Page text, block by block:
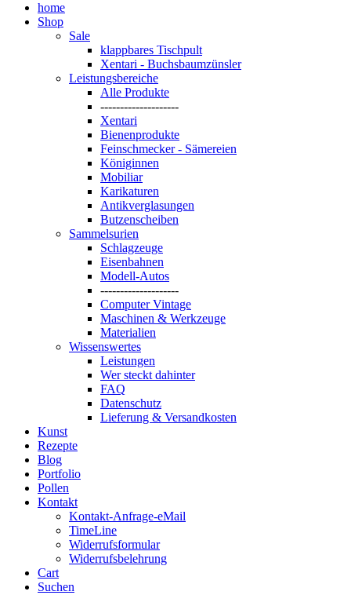
home
Shop
Sale
klappbares Tischpult
Xentari - Buchsbaumzünsler
Leistungsbereiche
Alle Produkte
--------------------
Xentari
Bienenprodukte
Feinschmecker - Sämereien
Königinnen
Mobiliar
Karikaturen
Antikverglasungen
Butzenscheiben
Sammelsurien
Schlagzeuge
Eisenbahnen
Modell-Autos
--------------------
Computer Vintage
Maschinen & Werkzeuge
Materialien
Wissenswertes
Leistungen
Wer steckt dahinter
FAQ
Datenschutz
Lieferung & Versandkosten
Kunst
Rezepte
Blog
Portfolio
Pollen
Kontakt
Kontakt-Anfrage-eMail
TimeLine
Widerrufsformular
Widerrufsbelehrung
Cart
Suchen